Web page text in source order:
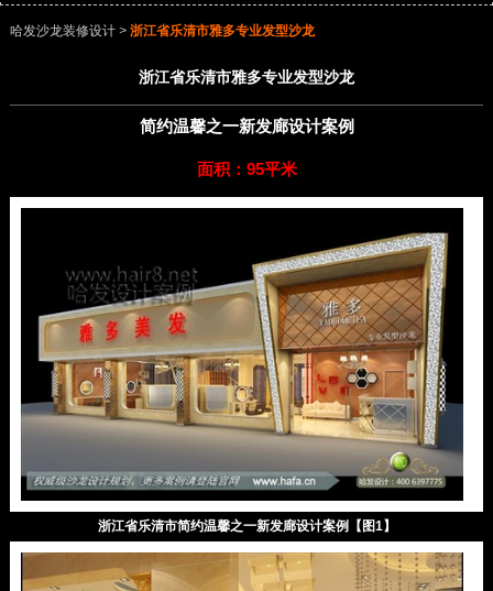
哈发沙龙装修设计 > 浙江省乐清市雅多专业发型沙龙
浙江省乐清市雅多专业发型沙龙
简约温馨之一新发廊设计案例
面积：95平米
浙江省乐清市简约温馨之一新发廊设计案例【图1】